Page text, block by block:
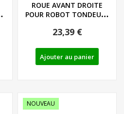
ROUE AVANT DROITE
POUR ROBOT TONDEUSE
23,39 €
Ajouter au panier
NOUVEAU